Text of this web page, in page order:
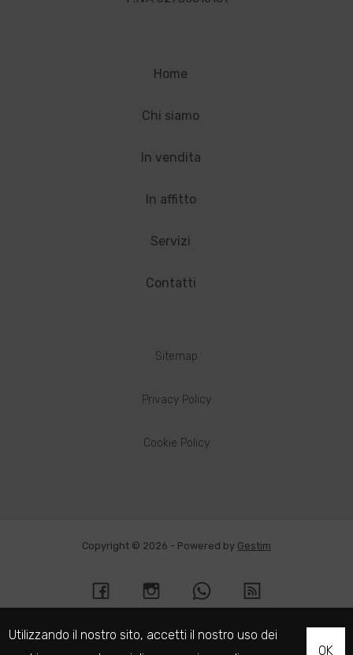
Home
Chi siamo
In vendita
In affitto
Servizi
Contatti
Sitemap
Privacy Policy
Cookie Policy
Copyright © 2026 - Powered by Gestim
Utilizzando il nostro sito, accetti il nostro uso dei
OK